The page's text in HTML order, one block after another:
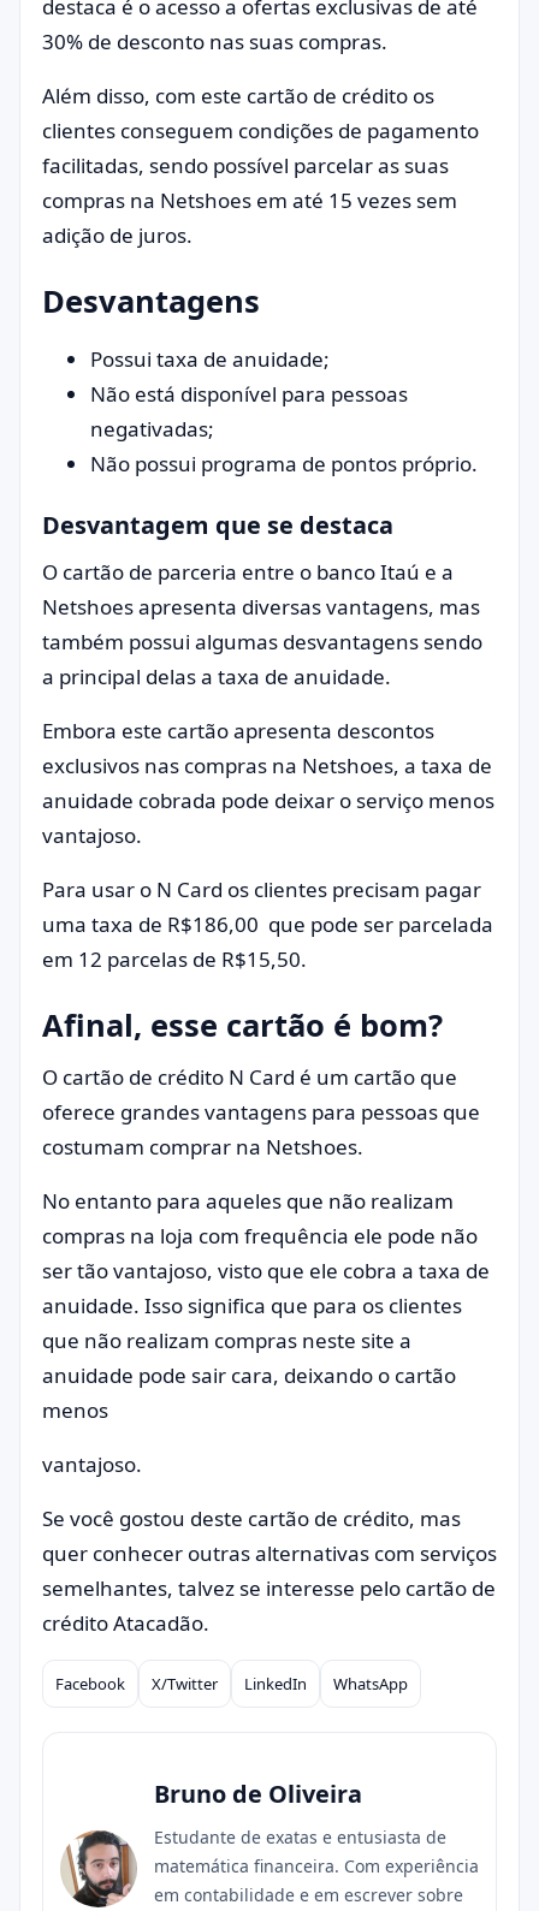
destaca é o acesso a ofertas exclusivas de até
30% de desconto nas suas compras.
Além disso, com este cartão de crédito os
clientes conseguem condições de pagamento
facilitadas, sendo possível parcelar as suas
compras na Netshoes em até 15 vezes sem
adição de juros.
Desvantagens
Possui taxa de anuidade;
Não está disponível para pessoas
negativadas;
Não possui programa de pontos próprio.
Desvantagem que se destaca
O cartão de parceria entre o banco Itaú e a
Netshoes apresenta diversas vantagens, mas
também possui algumas desvantagens sendo
a principal delas a taxa de anuidade.
Embora este cartão apresenta descontos
exclusivos nas compras na Netshoes, a taxa de
anuidade cobrada pode deixar o serviço menos
vantajoso.
Para usar o N Card os clientes precisam pagar
uma taxa de R$186,00 que pode ser parcelada
em 12 parcelas de R$15,50.
Afinal, esse cartão é bom?
O cartão de crédito N Card é um cartão que
oferece grandes vantagens para pessoas que
costumam comprar na Netshoes.
No entanto para aqueles que não realizam
compras na loja com frequência ele pode não
ser tão vantajoso, visto que ele cobra a taxa de
anuidade. Isso significa que para os clientes
que não realizam compras neste site a
anuidade pode sair cara, deixando o cartão
menos
vantajoso.
Se você gostou deste cartão de crédito, mas
quer conhecer outras alternativas com serviços
semelhantes, talvez se interesse pelo cartão de
crédito Atacadão.
Compartilhar
Facebook X/Twitter LinkedIn WhatsApp
Bruno de Oliveira
Estudante de exatas e entusiasta de
matemática financeira. Com experiência
em contabilidade e em escrever sobre